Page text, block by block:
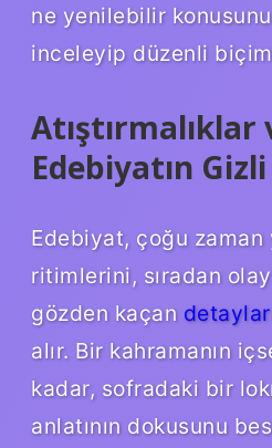
ne yenilebilir
inceleyip düzenli
Atıştırmalıklar
Edebiyatın
Edebiyat, çoğu zaman
ritimlerini, sıradan
gözden kaçan
alır. Bir kahramanın
kadar, sofradaki bir
anlatının dokusunu